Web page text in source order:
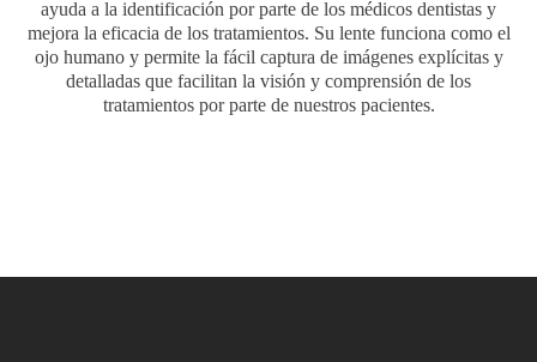
ayuda a la identificación por parte de los médicos dentistas y
mejora la eficacia de los tratamientos. Su lente funciona como el
ojo humano y permite la fácil captura de imágenes explícitas y
detalladas que facilitan la visión y comprensión de los
tratamientos por parte de nuestros pacientes.